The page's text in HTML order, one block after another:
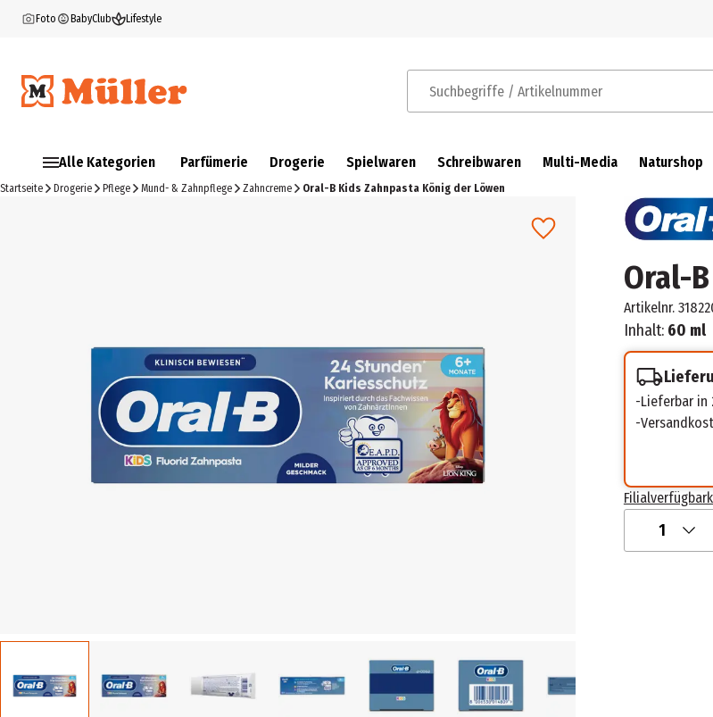
Foto BabyClub Lifestyle
Suchbegriffe / Artikelnummer
Alle Kategorien Parfümerie Drogerie Spielwaren Schreibwaren Multi-Media Naturshop
Startseite Drogerie Pflege Mund- & Zahnpflege Zahncreme Oral-B Kids Zahnpasta König der Löwen
Oral-
Artikelnr.
Inhalt: 60 ml
Lieferbar in
1